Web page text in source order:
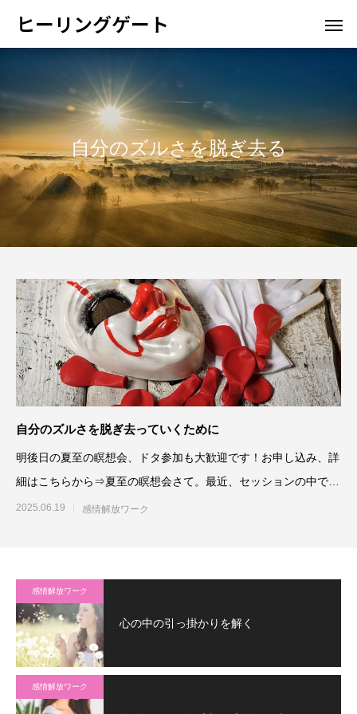
ヒーリングゲート
自分のズルさを脱ぎ去る
自分のズルさを脱ぎ去っていくために
明後日の夏至の瞑想会、ドタ参加も大歓迎です！お申し込み、詳
細はこちらから⇒夏至の瞑想会さて。最近、セッションの中で真
心とか
2025.06.19 感情解放ワーク
感情解放ワーク
心の中の引っ掛かりを解く
感情解放ワーク